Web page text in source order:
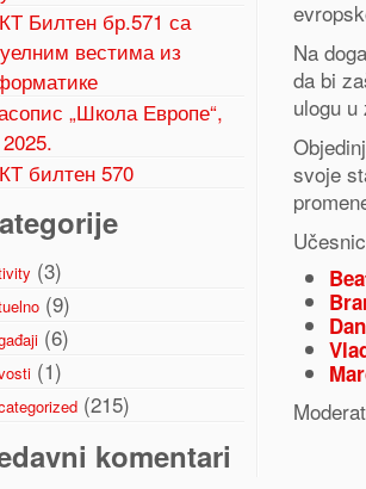
Билтен бр.571 са
вестима из
„Школа Европе“,
2025.
билтен 570
(3)
(9)
(6)
(1)
(215)
komentari
Na
da bi
ulogu
svoje